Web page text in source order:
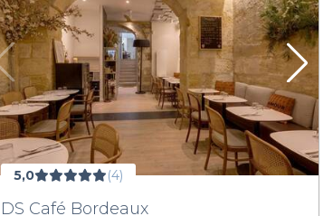
5,0 (4)
DS Café Bordeaux